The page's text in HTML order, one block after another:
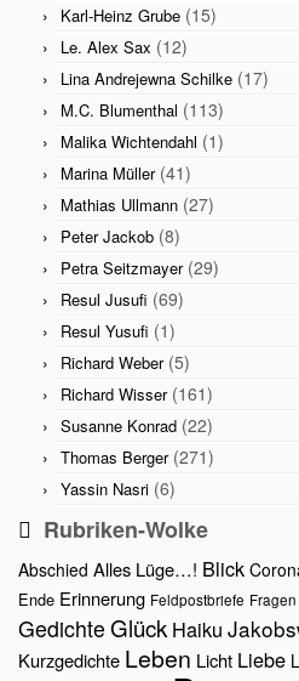
Karl-Heinz Grube (15)
Le. Alex Sax (12)
Lina Andrejewna Schilke (17)
M.C. Blumenthal (113)
Malika Wichtendahl (1)
Marina Müller(41)
Mathias Ullmann (27)
Peter Jackob (8)
Petra Seitzmayer(29)
Resul Jusufi (69)
Resul Yusufi (1)
Richard Weber(5)
Richard Wisser(161)
Susanne Konrad (22)
Thomas Berger(271)
Yassin Nasri (6)
Rubriken-Wolke
Abschied Alles Lüge…! Blick
Ende Erinnerung Feldpostbriefe Fragen
Gedichte Glück Haiku
Kurzgedichte Leben Licht Liebe